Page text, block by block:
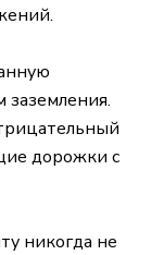
дорожки с
никогда не